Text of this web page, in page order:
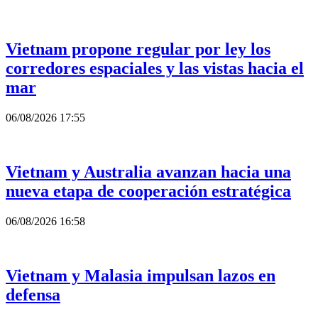
Vietnam propone regular por ley los
corredores espaciales y las vistas hacia el
mar
06/08/2026 17:55
Vietnam y Australia avanzan hacia una
nueva etapa de cooperación estratégica
06/08/2026 16:58
Vietnam y Malasia impulsan lazos en
defensa